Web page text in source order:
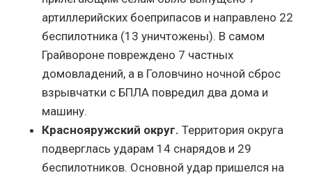
артиллерийских боеприпасов и направлено 22
беспилотника (13 уничтожены). В самом
Грайвороне повреждено 7 частных
домовладений, а в Головчино ночной сброс
взрывчатки с БПЛА повредил два дома и
машину.
Краснояружский округ. Территория округа
подверглась ударам 14 снарядов и 29
беспилотников. Основной удар пришелся на